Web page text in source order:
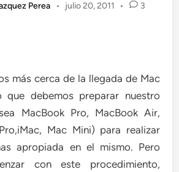
Perea • julio 20, 2011 • 3
más cerca de la llegada de Mac
debemos preparar nuestro
MacBook Pro, MacBook Air,
Mac Mini) para realizar
apropiada en el mismo. Pero
con este procedimiento,